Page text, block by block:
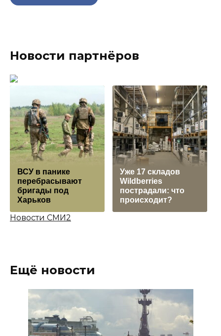
Новости партнёров
ВСУ в панике
перебрасывают
бригады под
Харьков
Уже 17 складов
Wildberries
пострадали: что
происходит?
Новости СМИ2
Ещё новости